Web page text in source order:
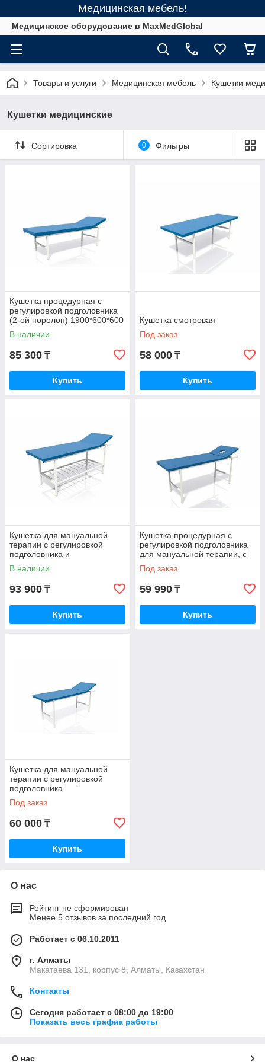
Медицинская мебель!
Медицинское оборудование в MaxMedGlobal
Товары и услуги Медицинская мебель Кушетки
Кушетки медицинские
Сортировка 0 Фильтры
Кушетка процедурная с
регулировкой подголовника
(2-ой поролон) 1900*600*600
В наличии
85 300 ₸
Купить
Кушетка смотровая
Под заказ
58 000 ₸
Купить
Кушетка для мануальной
терапии с регулировкой
подголовника и
дополнительной полкой
1900*600*750
В наличии
93 900 ₸
Купить
Кушетка процедурная с
регулировкой подголовника
для мануальной терапии, с
вырезом для лица
Под заказ
59 990 ₸
Купить
Кушетка для мануальной
терапии с регулировкой
подголовника
Под заказ
60 000 ₸
Купить
О нас
Рейтинг не сформирован
Менее 5 отзывов за последний год
Работает с 06.10.2011
г. Алматы
Макатаева 131, корпус 8, Алматы, Казахстан
Контакты
Сегодня работает с 08:00 до 19:00
Показать весь график работы
О нас